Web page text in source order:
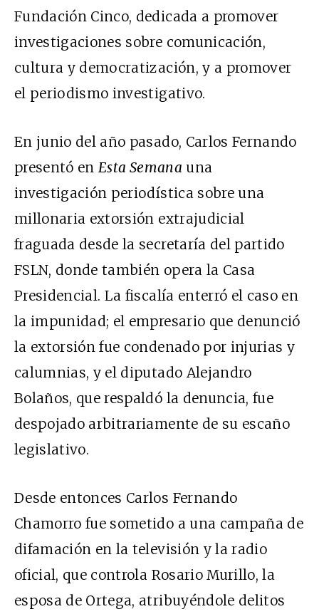
Fundación Cinco, dedicada a promover
investigaciones sobre comunicación,
cultura y democratización, y a promover
el periodismo investigativo.
En junio del año pasado, Carlos Fernando
presentó enEsta Semana una
investigación periodística sobre una
millonaria extorsión extrajudicial
fraguada desde la secretaría del partido
FSLN, donde también opera la Casa
Presidencial. La fiscalía enterró el caso en
la impunidad; el empresario que denunció
la extorsión fue condenado por injurias y
calumnias, y el diputado Alejandro
Bolaños, que respaldó la denuncia, fue
despojado arbitrariamente de su escaño
legislativo.
Desde entonces Carlos Fernando
Chamorro fue sometido a una campaña de
difamación en la televisión y la radio
oficial, que controla Rosario Murillo, la
esposa de Ortega, atribuyéndole delitos